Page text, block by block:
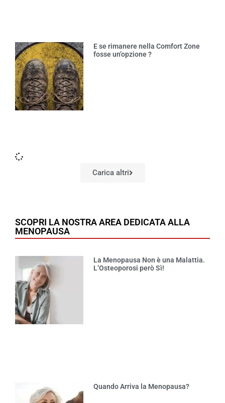
E se rimanere nella Comfort Zone
fosse un’opzione ?
Carica altri
SCOPRI LA NOSTRA AREA DEDICATA ALLA
MENOPAUSA
La Menopausa Non è una Malattia.
L’Osteoporosi però Sì!
Quando Arriva la Menopausa?